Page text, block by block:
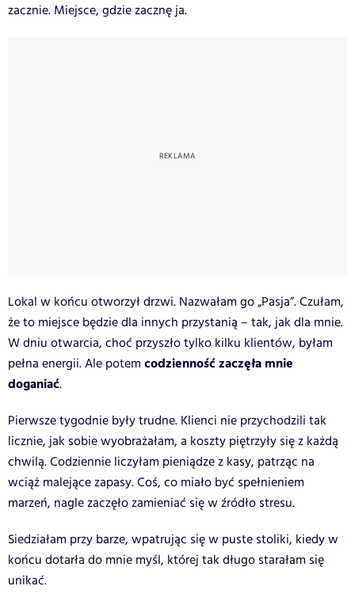
zacznie. Miejsce, gdzie zacznę ja.
Lokal w końcu otworzył drzwi. Nazwałam go „Pasja”. Czułam,
że to miejsce będzie dla innych przystanią – tak, jak dla mnie.
W dniu otwarcia, choć przyszło tylko kilku klientów, byłam
pełna energii. Ale potem codzienność zaczęła mnie
doganiać.
Pierwsze tygodnie były trudne. Klienci nie przychodzili tak
licznie, jak sobie wyobrażałam, a koszty piętrzyły się z każdą
chwilą. Codziennie liczyłam pieniądze z kasy, patrząc na
wciąż malejące zapasy. Coś, co miało być spełnieniem
marzeń, nagle zaczęło zamieniać się w źródło stresu.
Siedziałam przy barze, wpatrując się w puste stoliki, kiedy w
końcu dotarła do mnie myśl, której tak długo starałam się
unikać.